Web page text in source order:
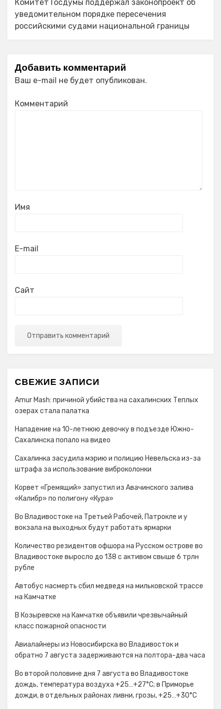
Комитет Госдумы поддержал законопроект об
уведомительном порядке пересечения
российскими судами национальной границы
Добавить комментарий
Ваш e-mail не будет опубликован.
Комментарий
Имя
E-mail
Сайт
СВЕЖИЕ ЗАПИСИ
Amur Mash: причиной убийства на сахалинских Теплых
озерах стала палатка
Нападение на 10-летнюю девочку в подъезде Южно-
Сахалинска попало на видео
Сахалинка засудила мэрию и полицию Невельска из-за
штрафа за использование виброколонки
Корвет «Гремящий» запустил из Авачинского залива
«Калибр» по полигону «Кура»
Во Владивостоке на Третьей Рабочей, Патрокле и у
вокзала на выходных будут работать ярмарки
Количество резидентов офшора на Русском острове во
Владивостоке выросло до 138 с активом свыше 6 трлн
рубле
Автобус насмерть сбил медведя на мильковской трассе
на Камчатке
В Козыревске на Камчатке объявили чрезвычайный
класс пожарной опасности
Авиалайнеры из Новосибирска во Владивосток и
обратно 7 августа задерживаются на полтора-два часа
Во второй половине дня 7 августа во Владивостоке
дождь, температура воздуха +25…+27°С; в Приморье
дожди, в отдельных районах ливни, грозы, +25…+30°C